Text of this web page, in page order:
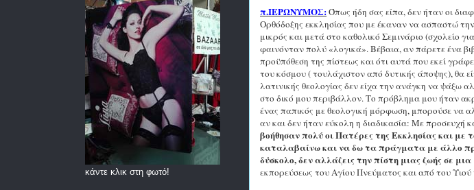
π.ΙEΡΩΝΥΜΟΣ:Όπως ήδη σας είπα, δεν ήταν οι
Ορθόδοξης εκκλησίας που με έκαναν να ασπαστώ
μικρός και μετά στο καθολικό Σεμινάριο (σχολείο
φαινόνταν πολύ «λογικά». Βέβαια, αν πάρετε ένα
προϋπόθεση της πίστεως και ότι αυτά που εκεί
του κόσμου ( τουλάχιστον από δυτικής άποψης), θα
λατινικής θεολογίας δεν είχα την ανάγκη να ψάξω
στο δικό μου περιβάλλον. Το πρόβλημα μου ήταν
ένας παπικός με θεολογική μόρφωση, μπορούσε να
αν και δεν ήταν εύκολη η διαδικασία: Με προσευχή
βοήθησαν πολύ οι Πατέρες της Εκκλησίας και
καταλαβαίνω και να δω τα πράγματα με άλλο
δύσκολο, δεν αλλάζεις την πίστη μιας ζωής σε
εκπορεύσεως του Αγίου Πνεύματος και από του
κάντε κλικ στη φωτό!